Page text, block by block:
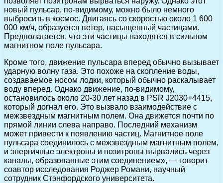
новый пульсар, по-видимому, можно было немного
выбросить в космос. Двигаясь со скоростью около 1 600
000 км/ч, образуется ветер, насыщенный частицами.
Предполагается, что эти частицы находятся в сильном
магнитном поле пульсара.
Кроме того, движение пульсара вперед обычно вызывает
ударную волну газа. Это похоже на скопление воды,
создаваемое носом лодки, который обычно раскалывает
воду вперед. Однако движение, по-видимому,
остановилось около 20-30 лет назад в PSR J2030+4415,
который догнал его. Это вызвало взаимодействие с
межзвездным магнитным полем. Она движется почти по
прямой линии слева направо. Последний механизм
может привести к появлению частиц. Магнитное поле
пульсара соединилось с межзвездным магнитным полем,
и энергичные электроны и позитроны вырвались через
каналы, образованные этим соединением», — говорит
соавтор исследования Роджер Романи, научный
сотрудник Стэнфордского университета.